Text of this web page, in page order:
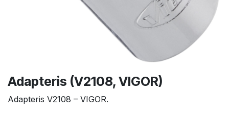
Adapteris (V2108, VIGOR)
Adapteris V2108 – VIGOR.